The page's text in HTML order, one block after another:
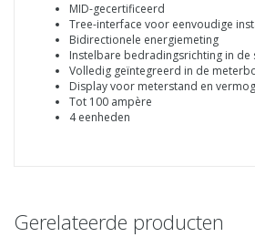
MID-gecertificeerd
Tree-interface voor eenvoudige
Bidirectionele energiemeting
Instelbare bedradingsrichting in de
Volledig geïntegreerd in de
Display voor meterstand en
Tot 100 ampère
4 eenheden
Gerelateerde producten